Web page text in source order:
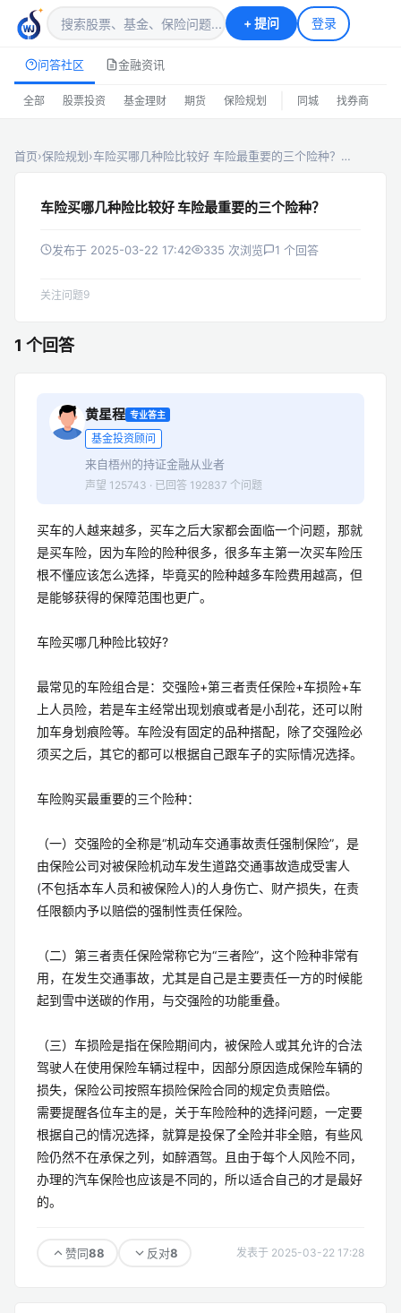
+提问 登录
问答社区 金融资讯
全部 股票投资 基金理财 期货 保险规划 同城 找券商
首页›保险规划›车险买哪几种险比较好 车险最重要的三个险种？…
车险买哪几种险比较好 车险最重要的三个险种？
发布于 2025-03-22 17:42 335 次浏览 1 个回答
关注问题9
1 个回答
黄星程 专业答主
基金投资顾问
来自梧州的持证金融从业者
声望 125743 · 已回答 192837 个问题
买车的人越来越多，买车之后大家都会面临一个问题，那就
是买车险，因为车险的险种很多，很多车主第一次买车险压
根不懂应该怎么选择，毕竟买的险种越多车险费用越高，但
是能够获得的保障范围也更广。
车险买哪几种险比较好?
最常见的车险组合是：交强险+第三者责任保险+车损险+车
上人员险，若是车主经常出现划痕或者是小刮花，还可以附
加车身划痕险等。车险没有固定的品种搭配，除了交强险必
须买之后，其它的都可以根据自己跟车子的实际情况选择。
车险购买最重要的三个险种：
（一）交强险的全称是“机动车交通事故责任强制保险”，是
由保险公司对被保险机动车发生道路交通事故造成受害人
(不包括本车人员和被保险人)的人身伤亡、财产损失，在责
任限额内予以赔偿的强制性责任保险。
（二）第三者责任保险常称它为“三者险”，这个险种非常有
用，在发生交通事故，尤其是自己是主要责任一方的时候能
起到雪中送碳的作用，与交强险的功能重叠。
（三）车损险是指在保险期间内，被保险人或其允许的合法
驾驶人在使用保险车辆过程中，因部分原因造成保险车辆的
损失，保险公司按照车损险保险合同的规定负责赔偿。
需要提醒各位车主的是，关于车险险种的选择问题，一定要
根据自己的情况选择，就算是投保了全险并非全赔，有些风
险仍然不在承保之列，如醉酒驾。且由于每个人风险不同，
办理的汽车保险也应该是不同的，所以适合自己的才是最好
的。
赞同88 反对8 发表于 2025-03-22 17:28